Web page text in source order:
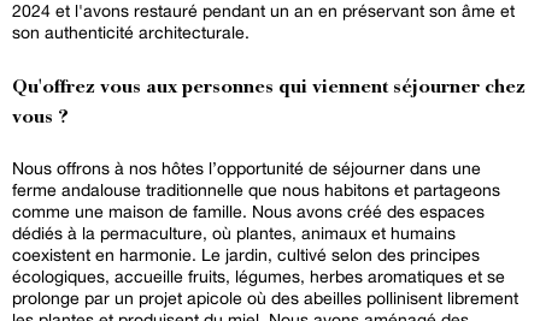
2024 et l'avons restauré pendant un an en préservant son âme et
son authenticité architecturale.
Qu'offrez vous aux personnes qui viennent séjourner chez
vous ?
Nous offrons à nos hôtes l’opportunité de séjourner dans une
ferme andalouse traditionnelle que nous habitons et partageons
comme une maison de famille. Nous avons créé des espaces
dédiés à la permaculture, où plantes, animaux et humains
coexistent en harmonie. Le jardin, cultivé selon des principes
écologiques, accueille fruits, légumes, herbes aromatiques et se
prolonge par un projet apicole où des abeilles pollinisent librement